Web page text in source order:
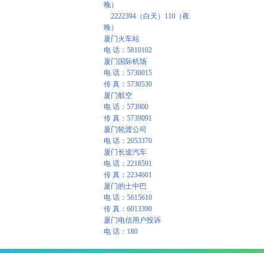
晚）
2222394（白天）110（夜
晚）
厦门火车站
电 话：5810102
厦门国际机场
电 话：5730015
传 真：5730530
厦门航空
电 话：573900
传 真：5739091
厦门轮渡公司
电 话：2053370
厦门长途汽车
电 话：2218591
传 真：2234601
厦门的士中巴
电 话：5615610
传 真：6013390
厦门电信用户投诉
电 话：180